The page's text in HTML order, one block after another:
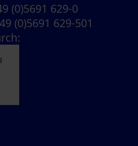
(0)5691 629-0
(0)5691 629-501